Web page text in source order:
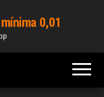
0,01